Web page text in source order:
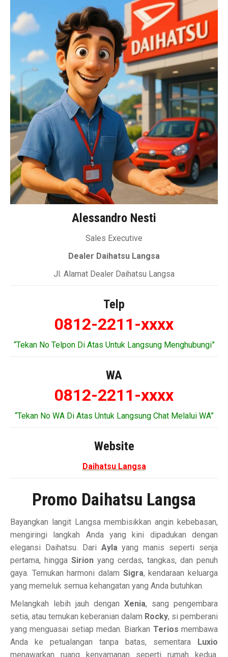
Alessandro Nesti
Sales Executive
Dealer Daihatsu Langsa
Jl. Alamat Dealer Daihatsu Langsa
Telp
0812-2211-xxxx
“Tekan No Telpon Di Atas Untuk Langsung Menghubungi”
WA
0812-2211-xxxx
“Tekan No WA Di Atas Untuk Langsung Chat Melalui WA”
Website
Daihatsu Langsa
Promo Daihatsu Langsa
Bayangkan langit Langsa membisikkan angin kebebasan,
mengiringi langkah Anda yang kini dipadukan dengan
elegansi Daihatsu. Dari Aylayang manis seperti senja
pertama, hingga Sirion yang cerdas, tangkas, dan penuh
gaya. Temukan harmoni dalam Sigra, kendaraan keluarga
yang memeluk semua kehangatan yang Anda butuhkan.
Melangkah lebih jauh dengan Xenia, sang pengembara
setia, atau temukan keberanian dalam Rocky, si pemberani
yang menguasai setiap medan. Biarkan Terios membawa
Anda ke petualangan tanpa batas, sementara Luxio
menawarkan ruang kenyamanan seperti rumah kedua.